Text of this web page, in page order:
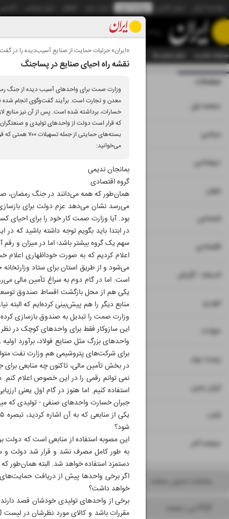
صفحه نخست تمام ویژه نامه ها سازمان آگهی‌ها دستیار
«ایران» جزئیات حمایت از صنایع آسیب‌دیده را در
نقشه راه احیای صنایع در پساجنگ
وزارت صمت برای واحدهای آسیب دیده از جنگ
معدن و تجارت است. برآیند گفت‌و‌گوی انجام شده
خسارات، برداشته شده است. پس از آن نیز منابع
که قرار است دولت از واحدهای تولیدی و
بسته‌های
می‌خوانید:
بمانجان ندیمی
گروه اقتصادی
همان‌طور که همه می‌دانند در جنگ رمضان،
می‌رسد نشان می‌دهد عزم دولت برای
بود. آیا وزارت صمت کار خود را برای
در ابتدا باید بگویم توجه داشته باشید
سهم یک گروه بیشتر باشد؛ اما در میزان و
اعلام کردیم که به صورت خوداظهاری اعلام
می‌شود و از طریق استان برای ستاد
یکی هم از محل بازگشت اقساط صندوق
منابع دیگر را هم پیش‌بینی کرده‌ایم که
وزارت صمت را تبدیل به صندوق بازسازی
این سازوکار فقط برای واحدهای کوچک در
واحدهای بزرگ مثل صنایع فولاد، برآورد
برای شرکت‌های پتروشیمی هم وزارت نفت
در بخش تأمین مالی، تاکنون چه منابعی
نمی توانم رقمی را در این خصوص اعلام کنم.
استفاده کنیم. اما هنوز در گام اول یعنی
جبران خسارت واحدهای صنفی - تولیدی که میزان خسارت آنها زیر 10 میلیارد
شود؟
به طور کامل مصرف نشد و قرار شد دولت و
دستمزد استفاده خواهد شد. البته همان‌طور
اگر برخی واحدها پیش از دریافت حمایت‌های
خواهد داشت؟
برخی از واحدهای تولیدی خودشان قصد
صفحات
صفحه اول ۱
سیاسی ۲ ۳
دیپلماسی
جهان ۵
اجتماعی ۶
اقتصادی ۷ ۸
اندیشه - گزارش ۹
خودرو ۱۰
حوادث ۱۱
زیست بوم ۱۲ ۱۳
ایران زمین ۱۴
کتاب ۱۵
صفحه آخر ۱۶